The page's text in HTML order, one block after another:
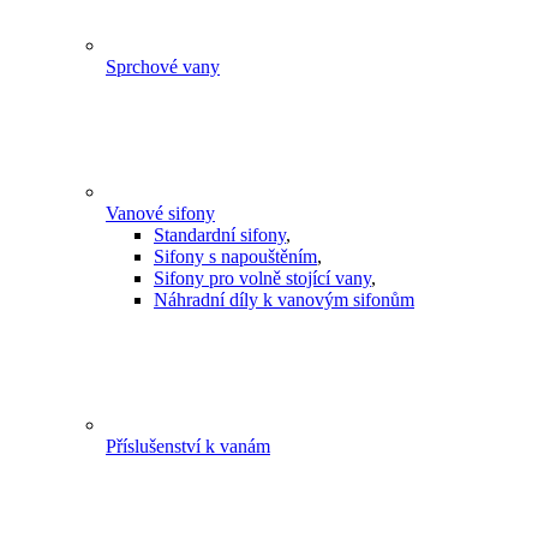
Sprchové vany
Vanové sifony
Standardní sifony,
Sifony s napouštěním,
Sifony pro volně stojící vany,
Náhradní díly k vanovým sifonům
Příslušenství k vanám